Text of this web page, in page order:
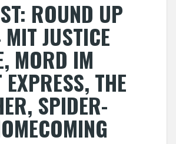
ROUND UP
JUSTICE
MORD IM
THE
SPIDER-